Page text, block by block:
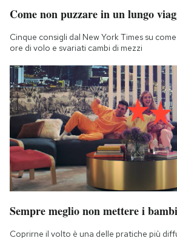
Come non puzzare in un lungo
Cinque consigli dal New York Times su
ore di volo e svariati cambi di mezzi
Sempre meglio non mettere i
Coprirne il volto è una delle pratiche più